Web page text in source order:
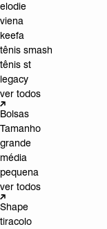
elodie
viena
keefa
tênis smash
tênis st
legacy
ver todos
Bolsas
Tamanho
grande
média
pequena
ver todos
Shape
tiracolo